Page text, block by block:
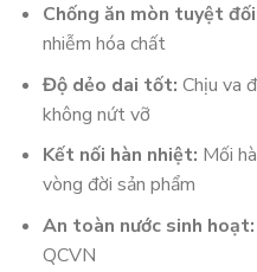
Chống ăn mòn tuyệt
nhiễm hóa chất
Độ dẻo dai tốt: Chịu va
không nứt vỡ
Kết nối hàn nhiệt: Mối
vòng đời sản phẩm
An toàn nước sinh hoạt:
QCVN